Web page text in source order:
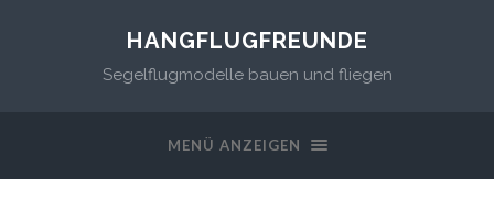
HANGFLUGFREUNDE
Segelflugmodelle bauen und fliegen
MENÜ ANZEIGEN